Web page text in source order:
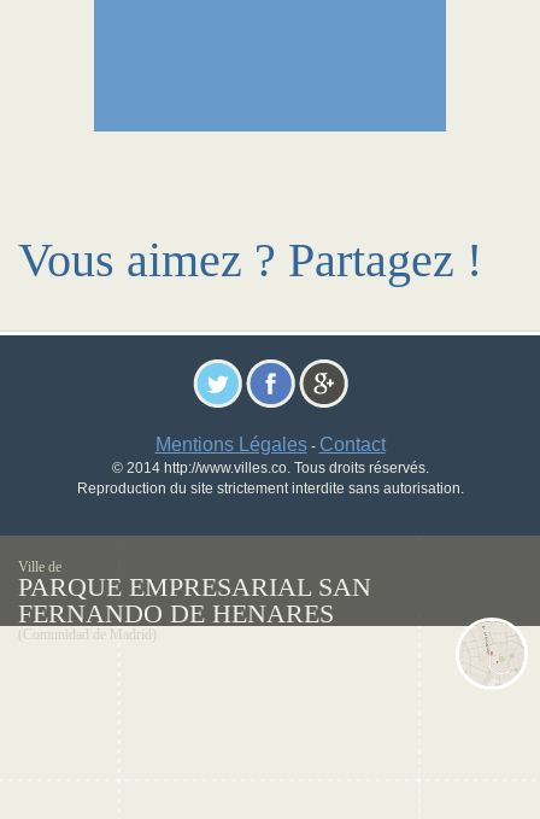
Vous aimez ? Partagez !
Mentions Légales- Contact
© 2014 http://www.villes.co. Tous droits réservés.
Reproduction du site strictement interdite sans autorisation.
Ville de
PARQUE EMPRESARIAL SAN
FERNANDO DE HENARES
(Comunidad de Madrid)